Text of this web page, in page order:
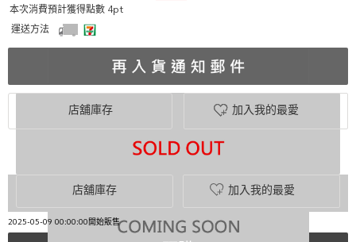
本次消費預計獲得點數 4pt
運送方法
加入我的最愛
店舖庫存
店舖庫存 加入我的最愛
2025-05-09 00:00:00開始販售